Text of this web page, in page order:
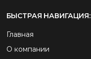
БЫСТРАЯ НАВИГАЦИЯ:
Главная
О компании